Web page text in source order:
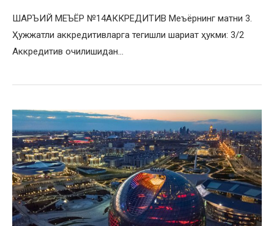
ШАРЪИЙ МЕЪЁР №14АККРЕДИТИВ Меъёрнинг матни 3.
Ҳужжатли аккредитивларга тегишли шариат ҳукми: 3/2
Аккредитив очилишидан…